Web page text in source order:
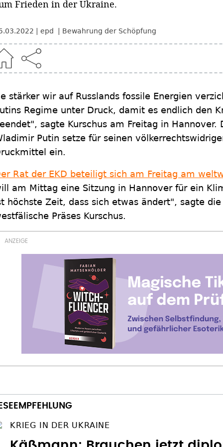
Frieden in der Ukraine.
epd Bewahrung der Schöpfung
stärker wir auf Russlands fossile Energien
Regime unter Druck, damit es endlich den
sagte Kurschus am Freitag in Hannover.
Putin setze für seinen
ein.
Rat der EKD beteiligt sich am Freitag am
am Mittag eine Sitzung in Hannover für ein
höchste Zeit, dass sich etwas ändert", sagte
Präses Kurschus.
KRIEG IN DER UKRAINE